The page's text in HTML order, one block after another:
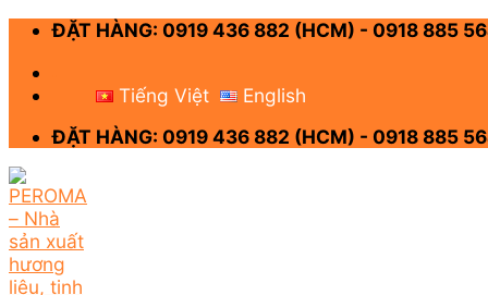
Skip
content
ĐẶT HÀNG: 0919 436 882 (HCM) - 0918 885
Tiếng Việt
English
ĐẶT HÀNG: 0919 436 882 (HCM) - 0918 885